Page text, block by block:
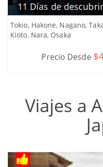
11 Días de
Tokio, Hakone, Nagano,
Kioto, Nara, Osaka
Precio Desde
Viajes a